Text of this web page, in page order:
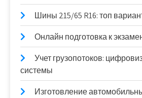
Шины 215/65 R16: топ
Онлайн подготовка к
Учет грузопотоков:
системы
Изготовление